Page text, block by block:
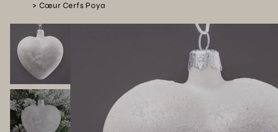
Cœur Cerfs Poya